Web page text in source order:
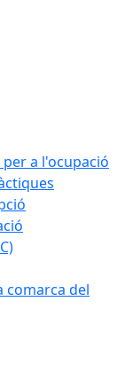
a l'ocupació
comarca del